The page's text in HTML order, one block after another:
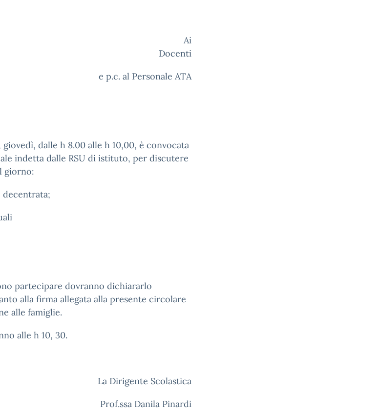
Docenti
e p.c. al Personale ATA
dalle h 8.00 alle h 10,00, è convocata
indetta dalle RSU di istituto, per discutere
giorno:
partecipare dovranno dichiararlo
alla firma allegata alla presente circolare
alle famiglie.
alle h 10, 30.
La Dirigente Scolastica
Prof.ssa Danila Pinardi